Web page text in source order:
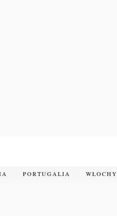
PORTUGALIA WŁOCHY